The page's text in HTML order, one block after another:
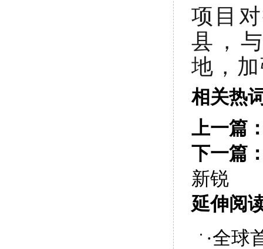
项目
县，
地，
相关热
上一篇
下一篇
新锐
延伸阅
·全球